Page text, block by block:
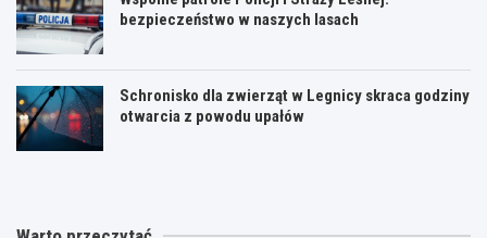
bezpieczeństwo w naszych lasach
Schronisko dla zwierząt w Legnicy skraca godziny
otwarcia z powodu upałów